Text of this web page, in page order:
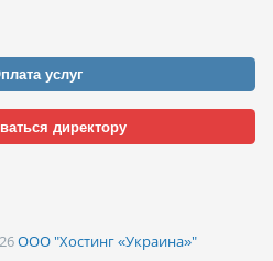
услуг
директору
ООО "Хостинг «Украина»"